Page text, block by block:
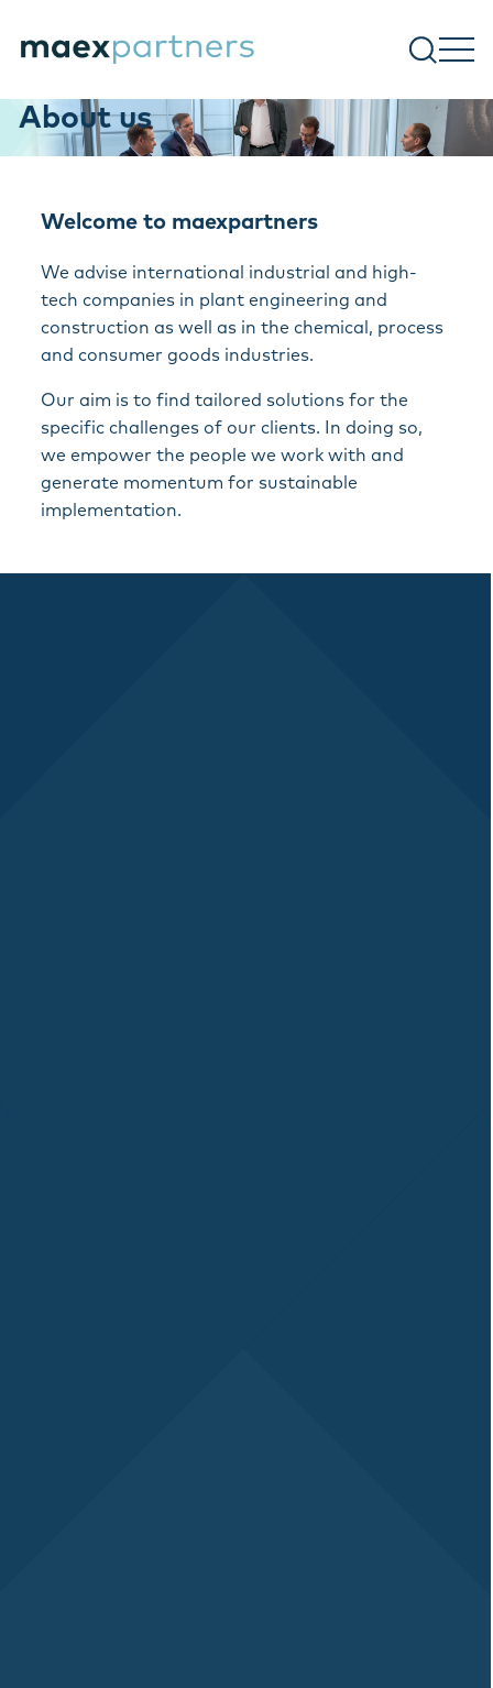
About us
Welcome to maexpartners
We advise international industrial and high-
tech companies in plant engineering and
construction as well as in the chemical, process
and consumer goods industries.
Our aim is to find tailored solutions for the
specific challenges of our clients. In doing so,
we empower the people we work with and
generate momentum for sustainable
implementation.